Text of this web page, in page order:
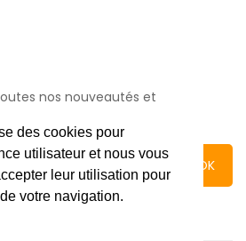
des cookies pour
utilisateur et nous vous
leur utilisation pour
votre navigation.
nos nouveautés et